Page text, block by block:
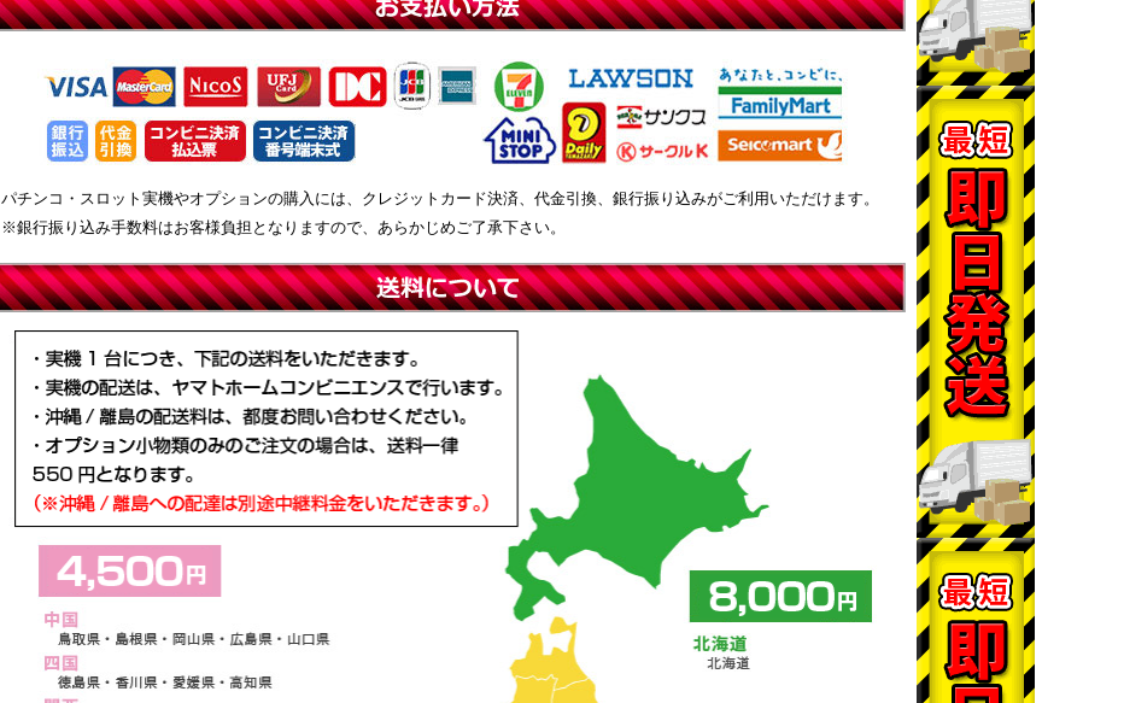
パチンコ・スロット実機やオプションの購入には、クレジットカード決済、代金引換、銀行振り込みがご利用いただけます。
※銀行振り込み手数料はお客様負担となりますので、あらかじめご了承下さい。